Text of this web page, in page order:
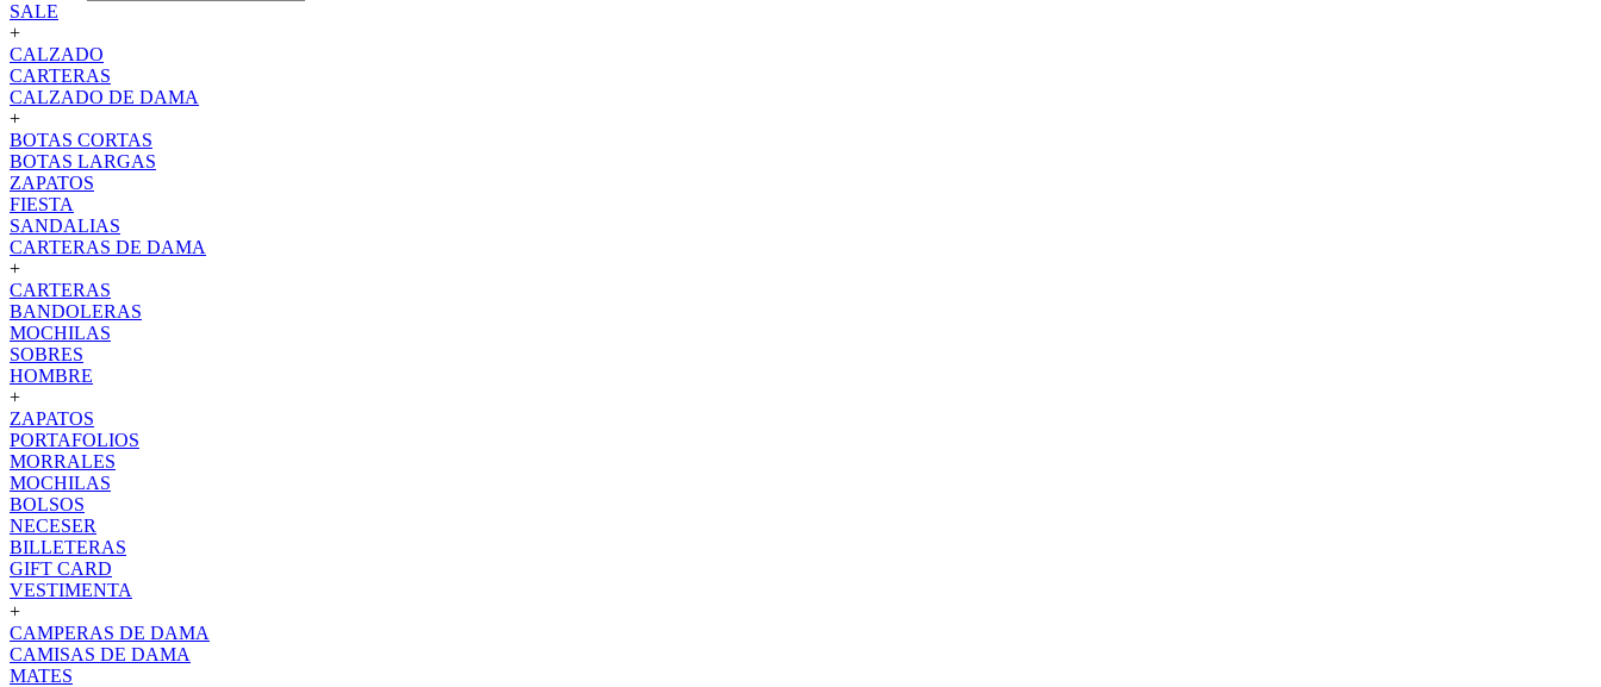
SALE
+
CALZADO
CARTERAS
CALZADO DE DAMA
+
BOTAS CORTAS
BOTAS LARGAS
ZAPATOS
FIESTA
SANDALIAS
CARTERAS DE DAMA
+
CARTERAS
BANDOLERAS
MOCHILAS
SOBRES
HOMBRE
+
ZAPATOS
PORTAFOLIOS
MORRALES
MOCHILAS
BOLSOS
NECESER
BILLETERAS
GIFT CARD
VESTIMENTA
+
CAMPERAS DE DAMA
CAMISAS DE DAMA
MATES